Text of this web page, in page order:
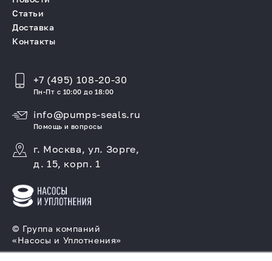
© Группа компаний
«Насосы и Уплотнения»
Статьи
Доставка
Контакты
+7 (495) 108-20-30
Пн-Пт с 10:00 до 18:00
info@pumps-seals.ru
Помощь и вопросы
г. Москва, ул. Зорге,
д. 15, корп. 1